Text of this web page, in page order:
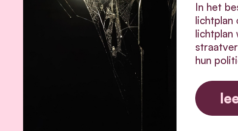
In het
lichtplan
lichtplan
hun